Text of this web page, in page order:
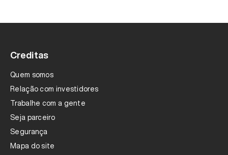
Creditas
Quem somos
Relação com investidores
Trabalhe com a gente
Seja parceiro
Segurança
Mapa do site